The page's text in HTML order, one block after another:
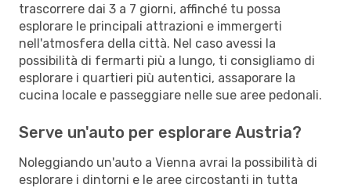
trascorrere dai 3 a 7 giorni, affinché tu possa
esplorare le principali attrazioni e immergerti
nell'atmosfera della città. Nel caso avessi la
possibilità di fermarti più a lungo, ti consigliamo di
esplorare i quartieri più autentici, assaporare la
cucina locale e passeggiare nelle sue aree pedonali.
Serve un'auto per esplorare Austria?
Noleggiando un'auto a Vienna avrai la possibilità di
esplorare i dintorni e le aree circostanti in tutta